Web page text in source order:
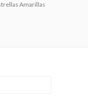
Amarillas